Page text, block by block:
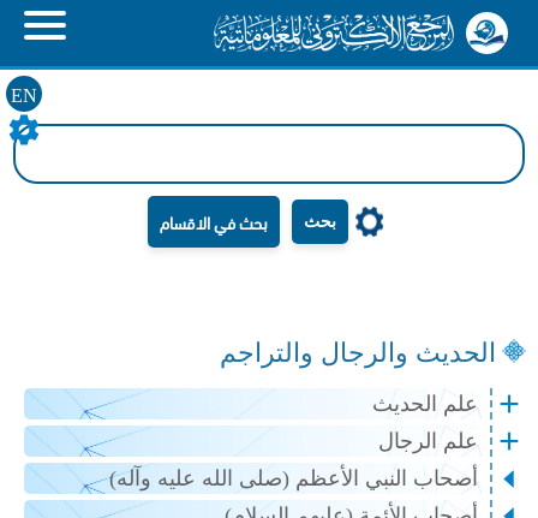
EN
بحث
الحديث والرجال والتراجم
علم الحديث
علم الرجال
أصحاب النبي الأعظم (صلى الله عليه وآله)